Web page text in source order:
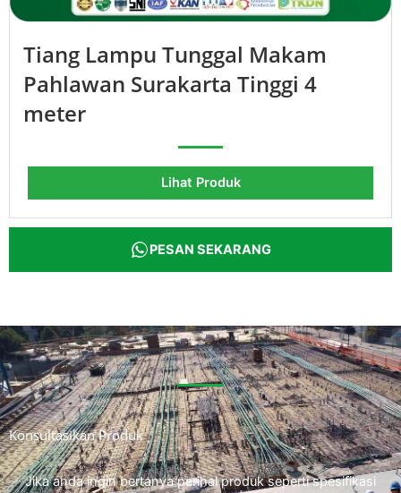
Tiang Lampu Tunggal Makam
Pahlawan Surakarta Tinggi 4
meter
Lihat Produk
PESAN SEKARANG
Konsultasikan Produk
Jika anda ingin bertanya perihal produk seperti spesifikasi